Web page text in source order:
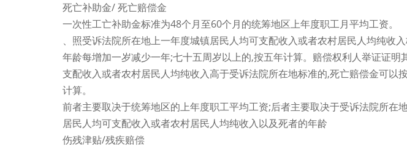
死亡补助金/ 死亡赔偿金
一次性工亡补助金标准为48个月至60个月的统筹地区上年度职工月平均工资。
、照受诉法院所在地上一年度城镇居民人均可支配收入或者农村居民人均纯收
年龄每增加一岁减少一年;七十五周岁以上的,按五年计算。赔偿权利人举证证
支配收入或者农村居民人均纯收入高于受诉法院所在地标准的,死亡赔偿金可以
计算。
前者主要取决于统筹地区的上年度职工平均工资;后者主要取决于受诉法院所在
居民人均可支配收入或者农村居民人均纯收入以及死者的年龄
伤残津贴/残疾赔偿